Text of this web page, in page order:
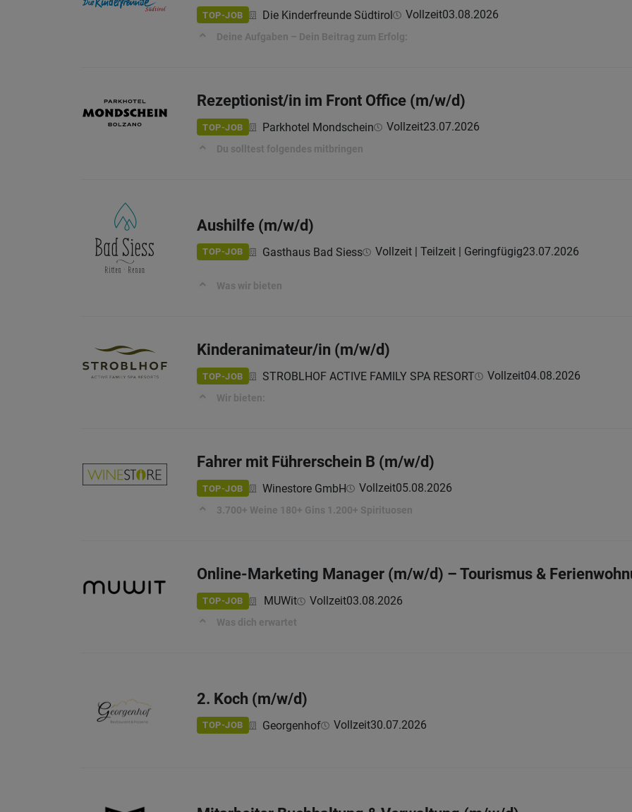
TOP-JOB Die Kinderfreunde Südtirol Vollzeit03.08.2026
Deine Aufgaben – Dein Beitrag zum Erfolg:
Rezeptionist/in im Front Office (m/w/d)
TOP-JOB Parkhotel Mondschein Vollzeit23.07.2026
Du solltest folgendes mitbringen
Aushilfe (m/w/d)
TOP-JOB Gasthaus Bad Siess Vollzeit | Teilzeit | Geringfügig23.07.2026
Was wir bieten
Kinderanimateur/in (m/w/d)
TOP-JOB STROBLHOF ACTIVE FAMILY SPA RESORT Vollzeit04.08.2026
Wir bieten:
Fahrer mit Führerschein B (m/w/d)
TOP-JOB Winestore GmbH Vollzeit05.08.2026
3.700+ Weine 180+ Gins 1.200+ Spirituosen
Online-Marketing Manager (m/w/d) – Tourismus &
TOP-JOB MUWit Vollzeit03.08.2026
Was dich erwartet
2. Koch (m/w/d)
TOP-JOB Georgenhof Vollzeit30.07.2026